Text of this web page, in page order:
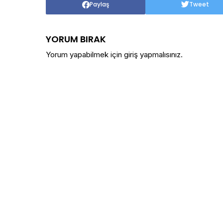
Paylaş Tweet
YORUM BIRAK
Yorum yapabilmek için giriş yapmalısınız.